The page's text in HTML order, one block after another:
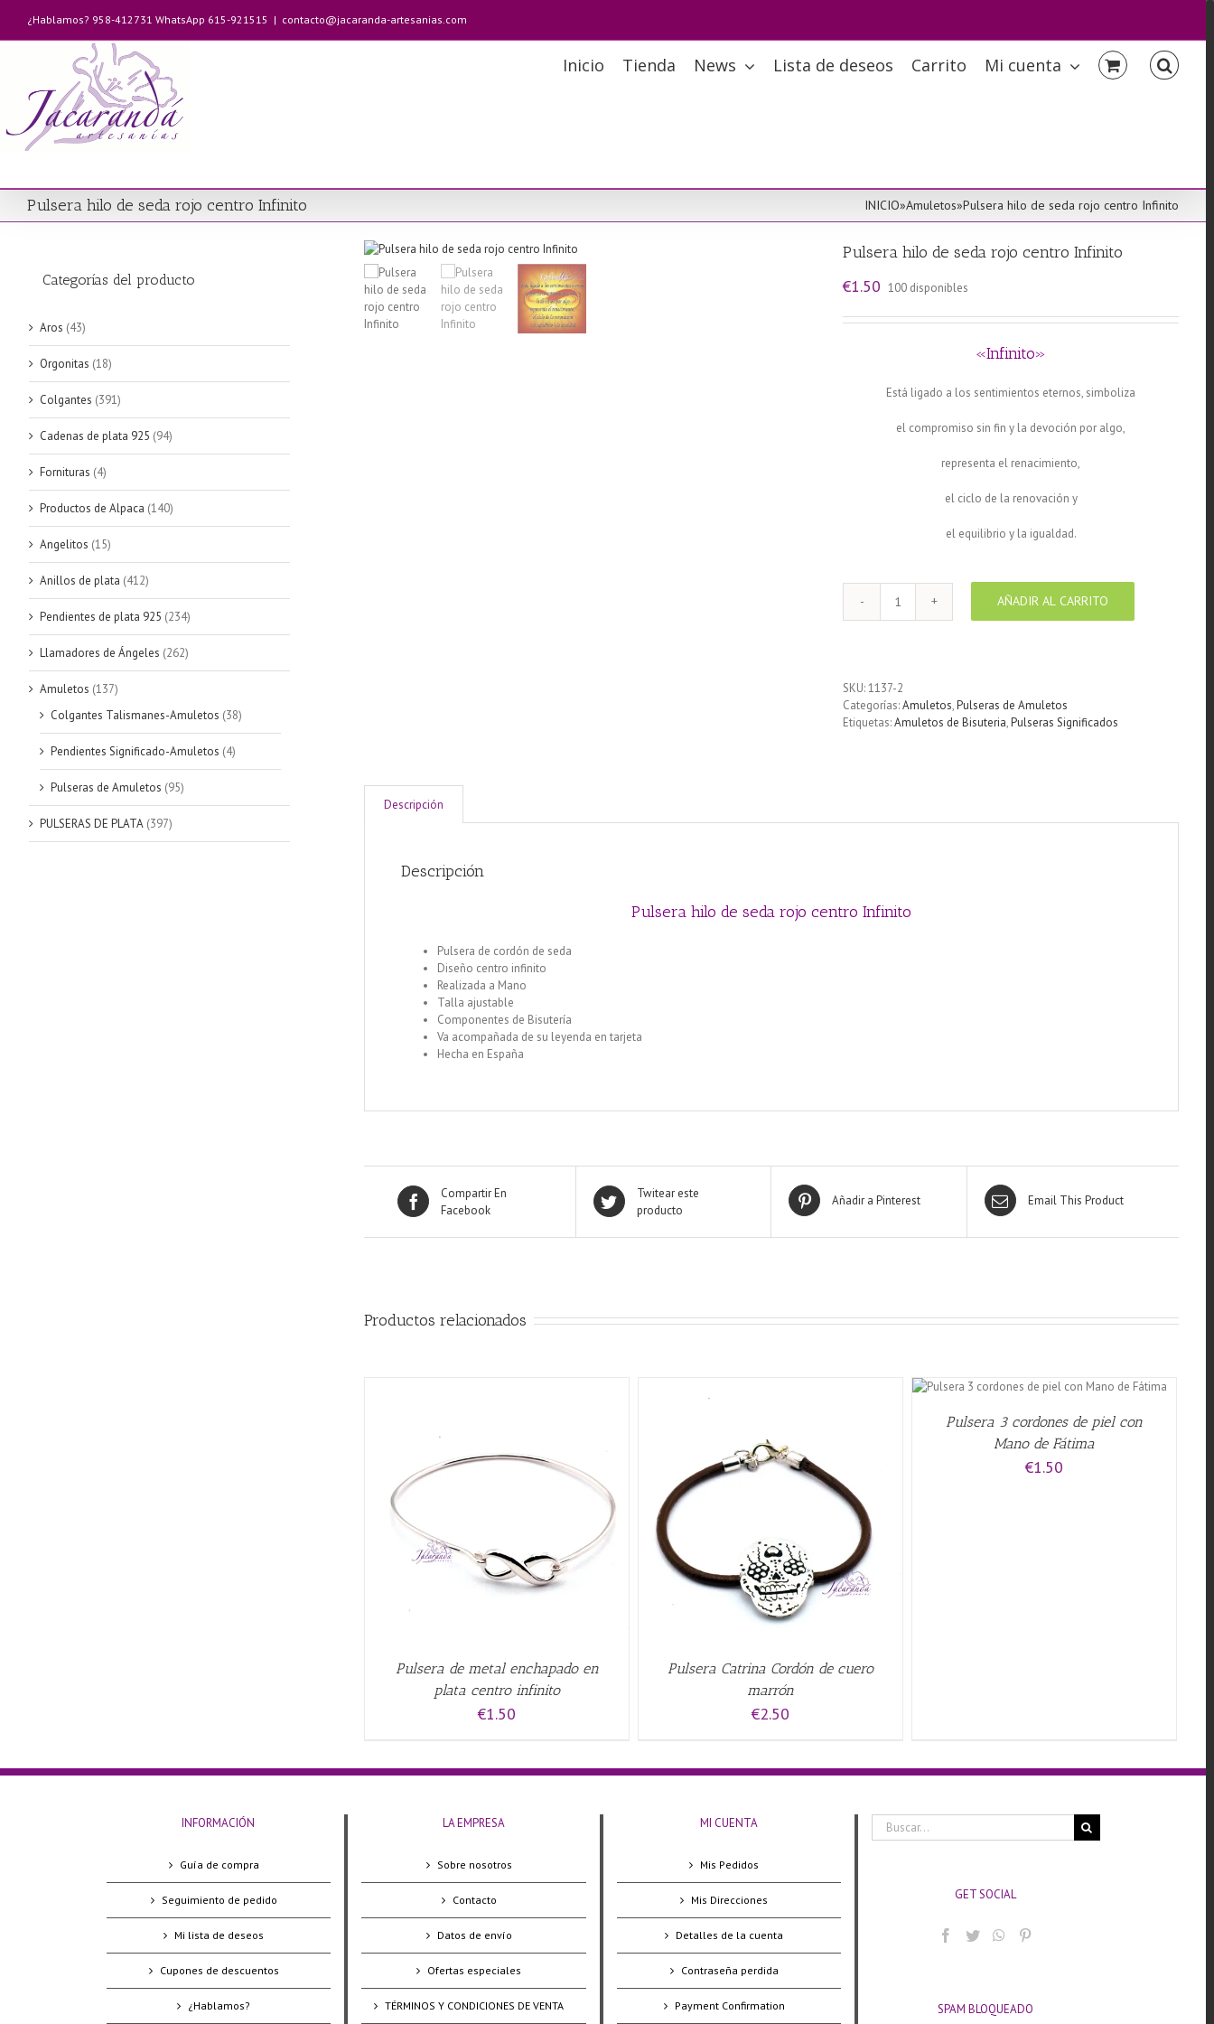
contenido
¿Hablamos? 958-412731 WhatsApp 615-921515 | contacto@jacaranda-artesanias.com
Inicio Tienda News Lista de deseos Carrito Mi cuenta
Pulsera hilo de seda rojo centro Infinito INICIO»Amuletos»Pulsera hilo de seda rojo centro Infinito
Pulsera hilo de seda rojo centro Infinito
€1.50 100 disponibles
«Infinito»
Está ligado a los sentimientos eternos, simboliza
el compromiso sin fin y la devoción por algo,
representa el renacimiento,
el ciclo de la renovación y
el equilibrio y la igualdad.
Pulsera
hilo
centro
Infinito
cantidad
AÑADIR AL CARRITO
SKU:1137-2
Categorías:Amuletos,Pulseras de Amuletos
Etiquetas:Amuletos de Bisuteria,Pulseras Significados
Descripción
Descripción
Pulsera hilo de seda rojo centro Infinito
Pulsera de cordón de seda
Diseño centro infinito
Realizada a Mano
Talla ajustable
Componentes de Bisutería
Va acompañada de su leyenda en tarjeta
Hecha en España
Compartir En
Facebook
Twitear este
producto
Añadir a Pinterest Email This Product
Productos relacionados
Pulsera de metal enchapado en
plata centro infinito
€1.50
Pulsera Catrina Cordón de cuero
marrón
€2.50
Pulsera 3 cordones de piel con
Mano de Fátima
€1.50
Categorías del producto
Aros (43)
Orgonitas (18)
Colgantes (391)
Cadenas de plata 925 (94)
Fornituras (4)
Productos de Alpaca (140)
Angelitos (15)
Anillos de plata (412)
Pendientes de plata 925 (234)
Llamadores de Ángeles (262)
Amuletos (137)
Colgantes Talismanes-Amuletos (38)
Pendientes Significado-Amuletos (4)
Pulseras de Amuletos (95)
PULSERAS DE PLATA (397)
INFORMACIÓN
Guía de compra
Seguimiento de pedido
Mi lista de deseos
Cupones de descuentos
¿Hablamos?
LA EMPRESA
Sobre nosotros
Contacto
Datos de envío
Ofertas especiales
TÉRMINOS Y CONDICIONES DE VENTA
MI CUENTA
Mis Pedidos
Mis Direcciones
Detalles de la cuenta
Contraseña perdida
Payment Confirmation
Buscar:
GET SOCIAL
SPAM BLOQUEADO